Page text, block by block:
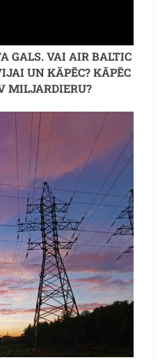
GALS. VAI AIR BALTIC
UN KĀPĒC? KĀPĒC
MILJARDIERU?